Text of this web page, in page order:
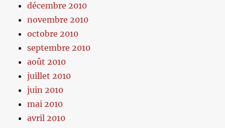
décembre 2010
novembre 2010
octobre 2010
septembre 2010
août 2010
juillet 2010
juin 2010
mai 2010
avril 2010